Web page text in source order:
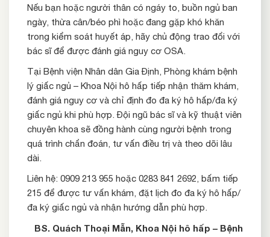
Nếu bạn hoặc người thân có ngáy to, buồn ngủ ban
ngày, thừa cân/béo phì hoặc đang gặp khó khăn
trong kiểm soát huyết áp, hãy chủ động trao đổi với
bác sĩ để được đánh giá nguy cơ OSA.
Tại Bệnh viện Nhân dân Gia Định, Phòng khám bệnh
lý giấc ngủ – Khoa Nội hô hấp tiếp nhận thăm khám,
đánh giá nguy cơ và chỉ định đo đa ký hô hấp/đa ký
giấc ngủ khi phù hợp. Đội ngũ bác sĩ và kỹ thuật viên
chuyên khoa sẽ đồng hành cùng người bệnh trong
quá trình chẩn đoán, tư vấn điều trị và theo dõi lâu
dài.
Liên hệ: 0909 213 955 hoặc 0283 841 2692, bấm tiếp
215 để được tư vấn khám, đặt lịch đo đa ký hô hấp/
đa ký giấc ngủ và nhận hướng dẫn phù hợp.
BS. Quách Thoại Mẫn, Khoa Nội hô hấp – Bệnh